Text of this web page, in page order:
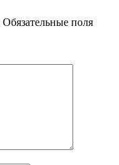
Обязательные поля